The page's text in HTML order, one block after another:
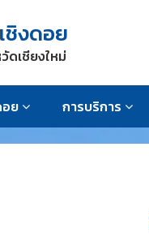
ชิงดอย
ดเชียงใหม่
อย การบริการ